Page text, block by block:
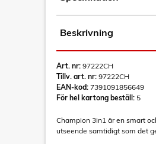
Beskrivning
Art. nr: 97222CH
Tillv. art. nr: 97222CH
EAN-kod: 7391091856649
För hel kartong beställ: 5
Champion 3in1 är en smart
utseende samtidigt som det